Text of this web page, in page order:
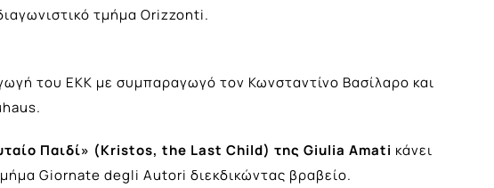
τμήμα Orizzonti.
του ΕΚΚ με συμπαραγωγό τον Κωνσταντίνο Βασίλαρο και
Παιδί» (Kristos, the Last Child) της Giulia Amati κάνει
Giornate degli Autori διεκδικώντας βραβείο.